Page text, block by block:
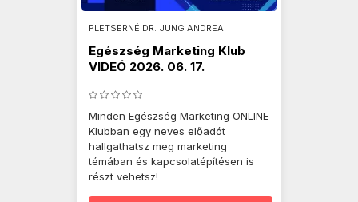
PLETSERNÉ DR. JUNG ANDREA
Egészség Marketing Klub
VIDEÓ 2026. 06. 17.
Minden Egészség Marketing ONLINE
Klubban egy neves előadót
hallgathatsz meg marketing
témában és kapcsolatépítésen is
részt vehetsz!